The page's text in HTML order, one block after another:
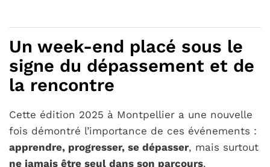
Un week-end placé sous le
signe du dépassement et de
la rencontre
Cette édition 2025 à Montpellier a une nouvelle
fois démontré l’importance de ces événements :
apprendre, progresser, se dépasser, mais surtout
ne jamais être seul dans son parcours.